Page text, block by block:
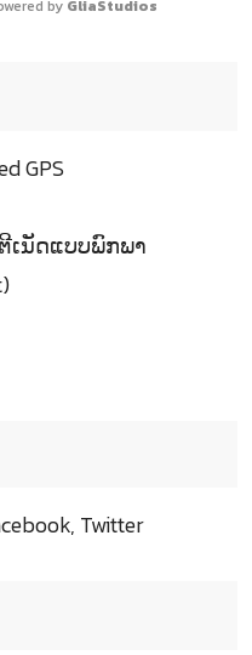
by GliaStudios
GPS
ເນັດແບບພົກພາ
Twitter